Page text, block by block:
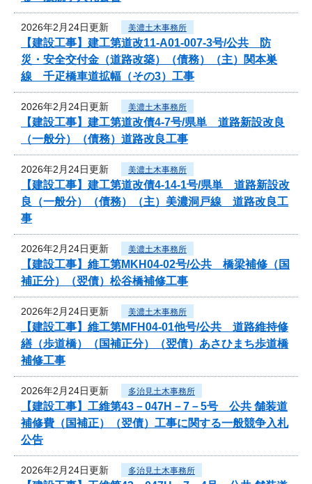
2026年2月24日更新 美濃土木事務所
【建設工事】建工第道改11-A01-007-3号/公共 防
災・安全交付金（道路改築）（債務）（主）関本巣
線 千疋橋車道拡幅（その3）工事
2026年2月24日更新 美濃土木事務所
【建設工事】建工第道改債4-7号/県単 道路新設改良
（一般分）（債務）道路改良工事
2026年2月24日更新 美濃土木事務所
【建設工事】建工第道改債4-14-1号/県単 道路新設改
良（一般分）（債務）（主）美濃洞戸線 道路改良工
事
2026年2月24日更新 美濃土木事務所
【建設工事】維工第MKH04-02号/公共 橋梁補修（国
補正分）（翌債）松谷橋補修工事
2026年2月24日更新 美濃土木事務所
【建設工事】維工第MFH04-01他号/公共 道路維持修
繕（歩道橋）（国補正分）（翌債）あさひまち歩道橋
補修工事
2026年2月24日更新 多治見土木事務所
【建設工事】工維第43－047H－7－5号 公共 舗装道
補修費（国補正）（翌債）工事に関する一般競争入札
公告
2026年2月24日更新 多治見土木事務所